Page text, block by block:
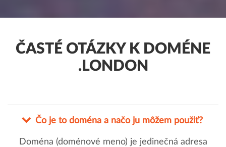
ČASTÉ OTÁZKY K DOMÉNE
.LONDON
Čo je to doména a načo ju môžem použiť?
Doména (doménové meno) je jedinečná adresa